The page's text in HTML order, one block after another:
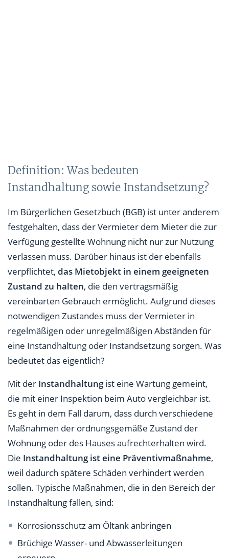
Definition: Was bedeuten
Instandhaltung sowie Instandsetzung?
Im Bürgerlichen Gesetzbuch (BGB) ist unter anderem
festgehalten, dass der Vermieter dem Mieter die zur
Verfügung gestellte Wohnung nicht nur zur Nutzung
verlassen muss. Darüber hinaus ist der ebenfalls
verpflichtet, das Mietobjekt in einem geeigneten
Zustand zu halten, die den vertragsmäßig
vereinbarten Gebrauch ermöglicht. Aufgrund dieses
notwendigen Zustandes muss der Vermieter in
regelmäßigen oder unregelmäßigen Abständen für
eine Instandhaltung oder Instandsetzung sorgen. Was
bedeutet das eigentlich?
Mit der Instandhaltungist eine Wartung gemeint,
die mit einer Inspektion beim Auto vergleichbar ist.
Es geht in dem Fall darum, dass durch verschiedene
Maßnahmen der ordnungsgemäße Zustand der
Wohnung oder des Hauses aufrechterhalten wird.
Die Instandhaltung ist eine Präventivmaßnahme,
weil dadurch spätere Schäden verhindert werden
sollen. Typische Maßnahmen, die in den Bereich der
Instandhaltung fallen, sind:
Korrosionsschutz am Öltank anbringen
Brüchige Wasser- und Abwasserleitungen